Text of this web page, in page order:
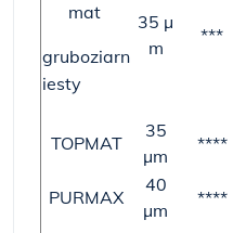
mat
gruboziarn
iesty
35 µ
m
***
TOPMAT
35
µm
****
PURMAX
40
µm
****